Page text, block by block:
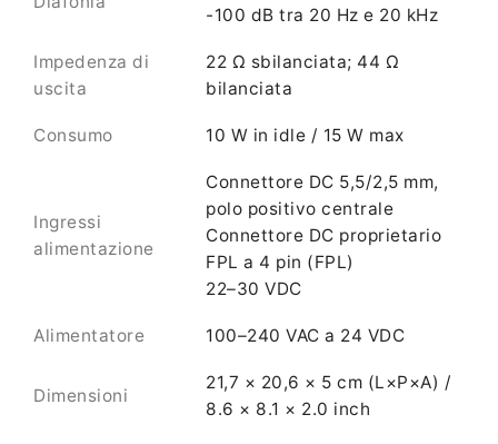
-100 dB tra 20 Hz e 20 kHz
Impedenza di
uscita
22 Ω sbilanciata; 44 Ω
bilanciata
Consumo 10 W in idle / 15 W max
Ingressi
alimentazione
Connettore DC 5,5/2,5 mm,
polo positivo centrale
Connettore DC proprietario
FPL a 4 pin (FPL)
22–30 VDC
Alimentatore 100–240 VAC a 24 VDC
Dimensioni
21,7 × 20,6 × 5 cm (L×P×A) /
8.6 × 8.1 × 2.0 inch